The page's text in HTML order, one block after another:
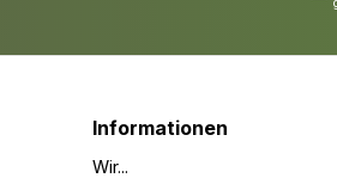
Informationen
Wir...